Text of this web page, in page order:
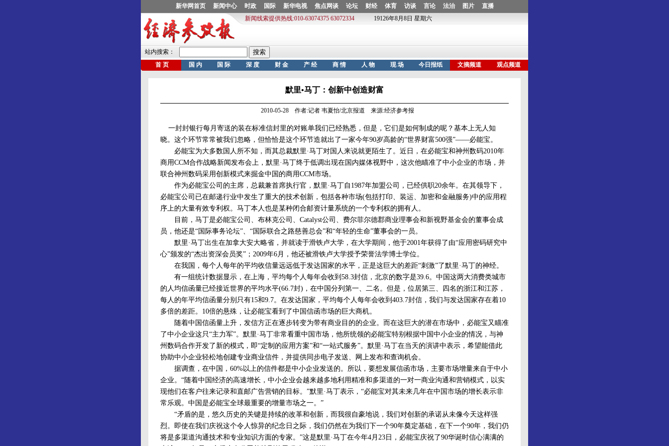
默里•马丁：创新中创造财富
2010-05-28 作者:记者 韦夏怡/北京报道 来源:经济参考报
一封封银行每月寄送的装在标准信封里的对账单我们已经熟悉，但是，它们是如何制成的呢？基本上无人知
晓。这个环节常常被我们忽略，但恰恰是这个环节造就出了一家今年90岁高龄的“世界财富500强”——必能宝。
必能宝为大多数国人所不知，而其总裁默里·马丁对国人来说就更陌生了。近日，在必能宝和神州数码2010年
商用CCM合作战略新闻发布会上，默里·马丁终于低调出现在国内媒体视野中，这次他瞄准了中小企业的市场，并
联合神州数码采用创新模式来掘金中国的商用CCM市场。
作为必能宝公司的主席，总裁兼首席执行官，默里·马丁自1987年加盟公司，已经供职20余年。在其领导下，
必能宝公司已在邮递行业中发生了重大的技术创新，包括各种市场(包括打印、装运、加密和金融服务)中的应用程
序上的大量有效专利权。马丁本人也是某种闭合邮资计量系统的一个专利权的拥有人。
目前，马丁是必能宝公司、布林克公司、Catalyst公司、费尔菲尔德郡商业理事会和新视野基金会的董事会成
员，他还是“国际事务论坛”、“国际联合之路慈善总会”和“年轻的生命”董事会的一员。
默里·马丁出生在加拿大安大略省，并就读于滑铁卢大学，在大学期间，他于2001年获得了由“应用密码研究中
心”颁发的“杰出资深会员奖”；2009年6月，他还被滑铁卢大学授予荣誉法学博士学位。
在我国，每个人每年的平均收信量远远低于发达国家的水平，正是这巨大的差距“刺激”了默里·马丁的神经。
有一组统计数据显示，在上海，平均每个人每年会收到58.3封信，北京的数字是39.6。中国这两大消费类城市
的人均信函量已经接近世界的平均水平(66.7封)，在中国分列第一、二名。但是，位居第三、四名的浙江和江苏，
每人的年平均信函量分别只有15和9.7。在发达国家，平均每个人每年会收到403.7封信，我们与发达国家存在着10
多倍的差距。10倍的悬殊，让必能宝看到了中国信函市场的巨大商机。
随着中国信函量上升，发信方正在逐步转变为带有商业目的的企业。而在这巨大的潜在市场中，必能宝又瞄准
了中小企业这只“主力军”。默里·马丁非常看重中国市场，他所统领的必能宝特别根据中国中小企业的情况，与神
州数码合作开发了新的模式，即“定制的应用方案”和“一站式服务”。默里·马丁在当天的演讲中表示，希望能借此
协助中小企业轻松地创建专业商业信件，并提供同步电子发送、网上发布和查询机会。
据调查，在中国，60%以上的信件都是中小企业发送的。所以，要想发展信函市场，主要市场增量来自于中小
企业。“随着中国经济的高速增长，中小企业会越来越多地利用精准和多渠道的一对一商业沟通和营销模式，以实
现他们在客户往来记录和直邮广告营销的目标。”默里·马丁表示，“必能宝对其未来几年在中国市场的增长表示非
常乐观。中国是必能宝全球最重要的增量市场之一。”
“矛盾的是，悠久历史的关键是持续的改革和创新，而我很自豪地说，我们对创新的承诺从未像今天这样强
烈。即使在我们庆祝这个令人惊异的纪念日之际，我们仍然在为我们下一个90年奠定基础，在下一个90年，我们仍
将是多渠道沟通技术和专业知识方面的专家。”这是默里·马丁在今年4月23日，必能宝庆祝了90华诞时信心满满的